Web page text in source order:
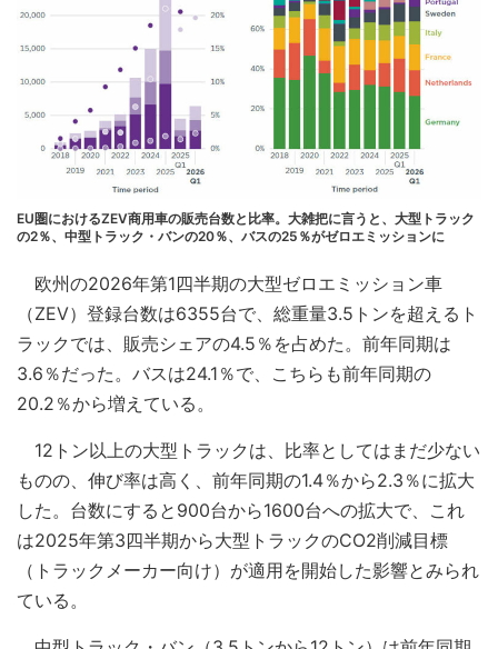
EU圏におけるZEV商用車の販売台数と比率。大雑把に言うと、大型トラック
の2％、中型トラック・バンの20％、バスの25％がゼロエミッションに
欧州の2026年第1四半期の大型ゼロエミッション車
（ZEV）登録台数は6355台で、総重量3.5トンを超えるト
ラックでは、販売シェアの4.5％を占めた。前年同期は
3.6％だった。バスは24.1％で、こちらも前年同期の
20.2％から増えている。
12トン以上の大型トラックは、比率としてはまだ少ない
ものの、伸び率は高く、前年同期の1.4％から2.3％に拡大
した。台数にすると900台から1600台への拡大で、これ
は2025年第3四半期から大型トラックのCO2削減目標
（トラックメーカー向け）が適用を開始した影響とみられ
ている。